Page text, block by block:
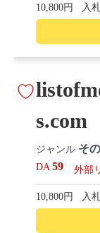
10,800円 入
s.com
ジャンル そ
DA59 外部
10,800円 入